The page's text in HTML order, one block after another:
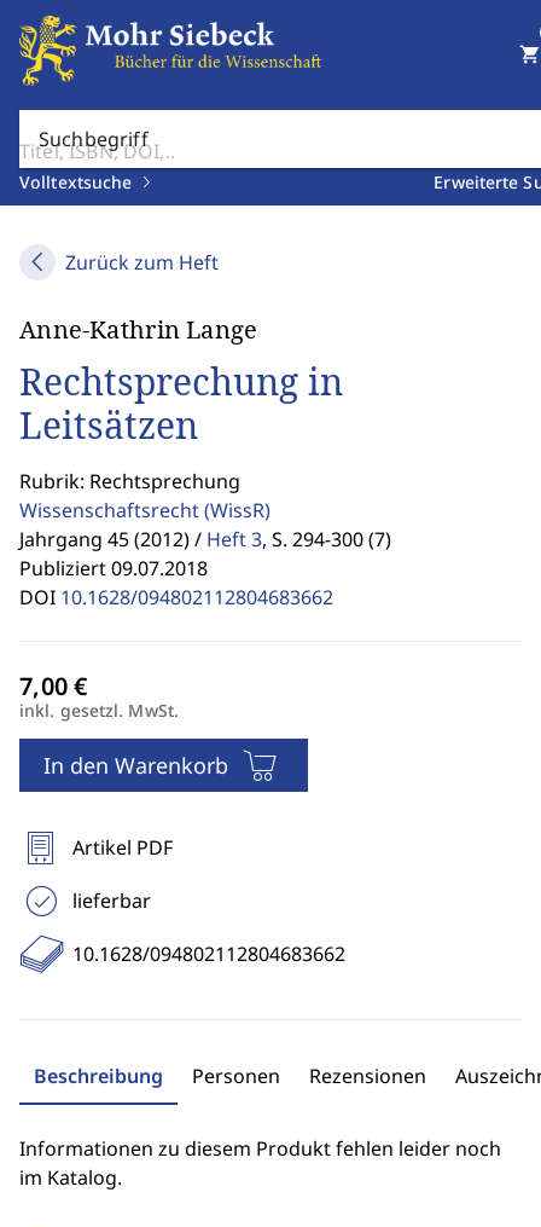
Suchbegriff
Volltextsuche Erweiterte
shopping_cart
Zurück zum Heft
Anne-Kathrin Lange
Rechtsprechung in
Leitsätzen
Rubrik: Rechtsprechung
Wissenschaftsrecht(WissR)
Jahrgang 45 (2012) / Heft 3, S. 294-300 (7)
Publiziert 09.07.2018
DOI 10.1628/094802112804683662
inkl. gesetzl. MwSt.
In den Warenkorb
Artikel PDF
lieferbar
10.1628/094802112804683662
Beschreibung Personen Rezensionen
Informationen zu diesem Produkt fehlen leider noch
im Katalog.